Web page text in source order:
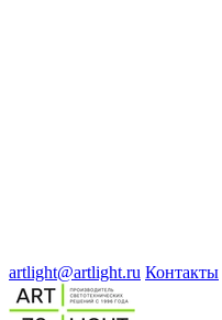
artlight@artlight.ru Контакты